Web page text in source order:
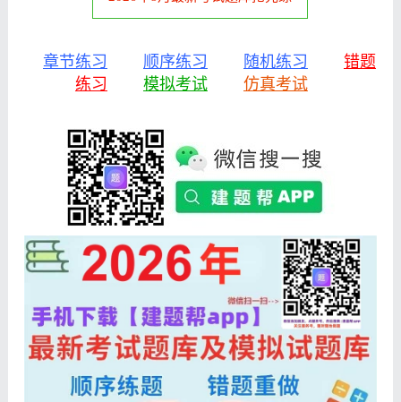
章节练习 顺序练习 随机练习
错题
练习
模拟考试 仿真考试